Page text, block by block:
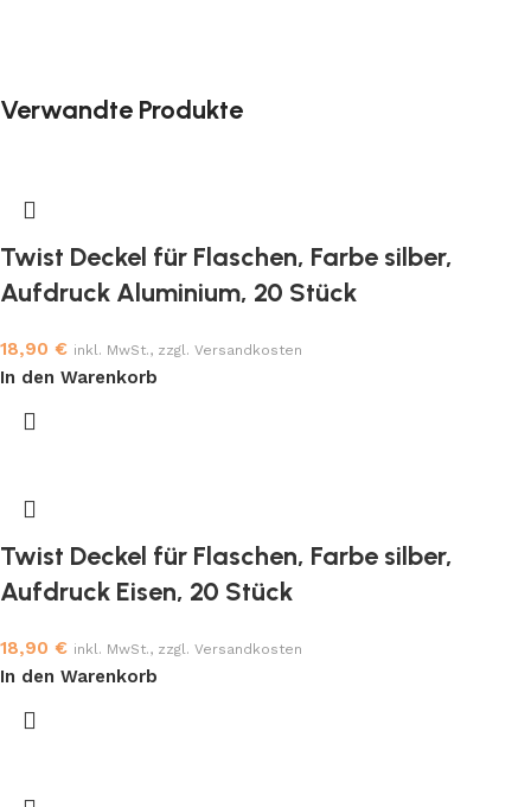
Verwandte Produkte
Twist Deckel für Flaschen, Farbe silber,
Aufdruck Aluminium, 20 Stück
18,90 € inkl. MwSt., zzgl. Versandkosten
In den Warenkorb
Twist Deckel für Flaschen, Farbe silber,
Aufdruck Eisen, 20 Stück
18,90 € inkl. MwSt., zzgl. Versandkosten
In den Warenkorb